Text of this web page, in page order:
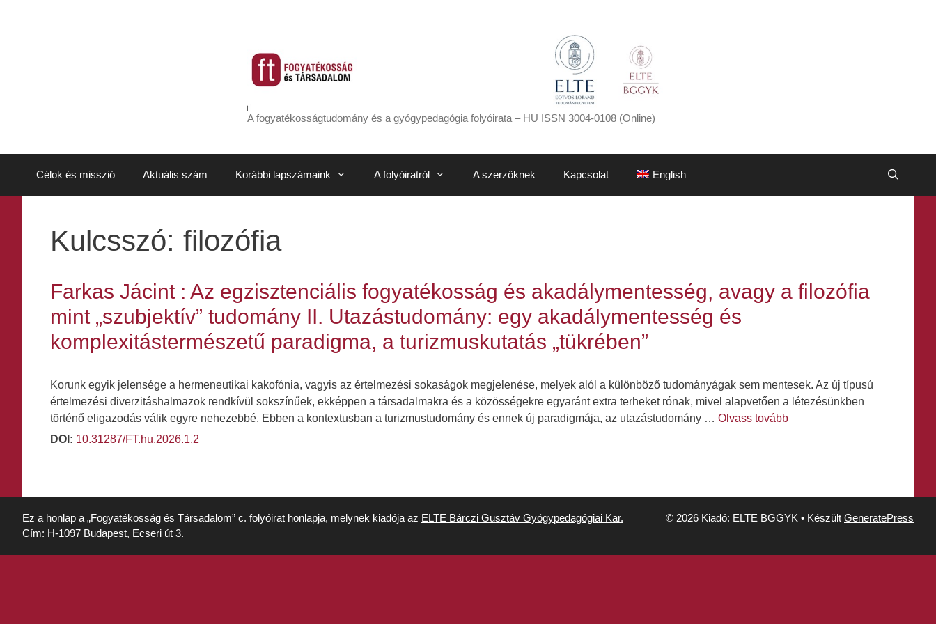
A fogyatékosságtudomány és a gyógypedagógia folyóirata – HU ISSN 3004-0108 (Online)
Célok és misszió Aktuális szám Korábbi lapszámaink A folyóiratról A szerzőknek Kapcsolat English
Kulcsszó: filozófia
Farkas Jácint : Az egzisztenciális fogyatékosság és akadálymentesség, avagy a filozófia
mint „szubjektív” tudomány II. Utazástudomány: egy akadálymentesség és
komplexitástermészetű paradigma, a turizmuskutatás „tükrében”
Korunk egyik jelensége a hermeneutikai kakofónia, vagyis az értelmezési sokaságok megjelenése, melyek alól a különböző tudományágak sem mentesek. Az új típusú
értelmezési diverzitáshalmazok rendkívül sokszínűek, ekképpen a társadalmakra és a közösségekre egyaránt extra terheket rónak, mivel alapvetően a létezésünkben
történő eligazodás válik egyre nehezebbé. Ebben a kontextusban a turizmustudomány és ennek új paradigmája, az utazástudomány … Olvass tovább
DOI: 10.31287/FT.hu.2026.1.2
Ez a honlap a „Fogyatékosság és Társadalom” c. folyóirat honlapja, melynek kiadója az ELTE Bárczi Gusztáv Gyógypedagógiai Kar.
Cím: H-1097 Budapest, Ecseri út 3.
© 2026 Kiadó: ELTE BGGYK • Készült GeneratePress